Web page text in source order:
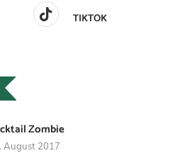
TIKTOK
Zombie
August 2017